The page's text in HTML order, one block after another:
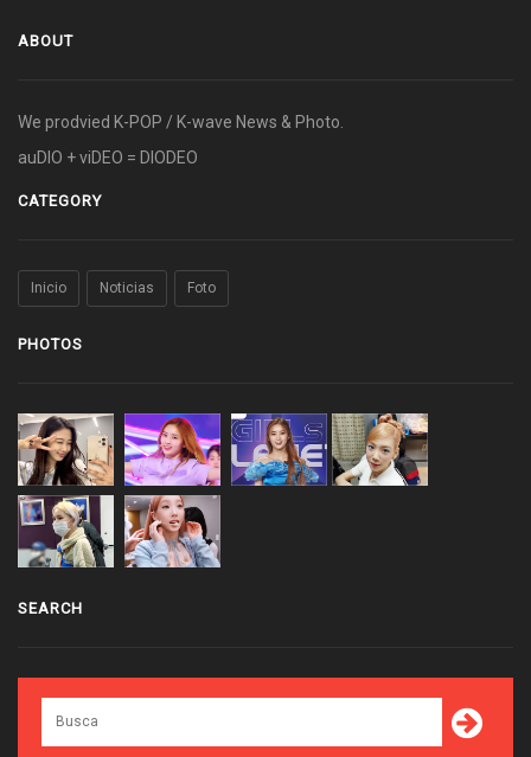
ABOUT
We prodvied K-POP / K-wave News & Photo.
auDIO + viDEO = DIODEO
CATEGORY
Inicio Noticias Foto
PHOTOS
SEARCH